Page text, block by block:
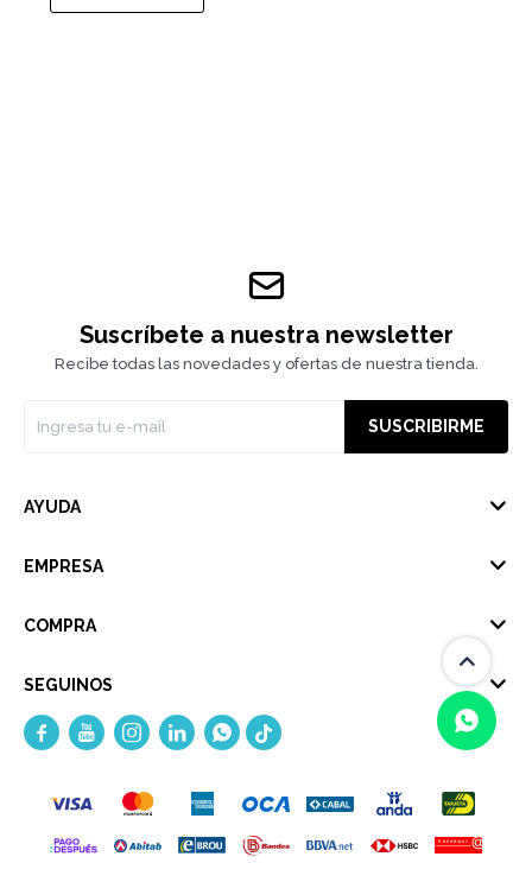
Suscríbete a nuestra newsletter
Recibe todas las novedades y ofertas de nuestra tienda.
SUSCRIBIRME
AYUDA
EMPRESA
COMPRA
SEGUINOS
    